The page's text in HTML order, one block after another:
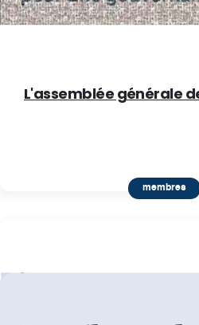
L'assemblée générale
membres